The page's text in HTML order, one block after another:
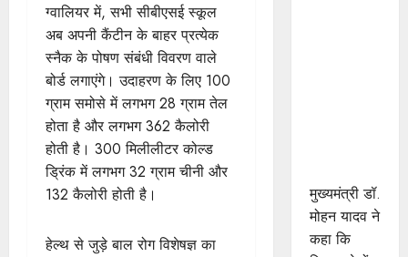
ग्वालियर में, सभी सीबीएसई स्कूल
अब अपनी कैंटीन के बाहर प्रत्येक
स्नैक के पोषण संबंधी विवरण वाले
बोर्ड लगाएंगे। उदाहरण के लिए 100
ग्राम समोसे में लगभग 28 ग्राम तेल
होता है और लगभग 362 कैलोरी
होती है। 300 मिलीलीटर कोल्ड
ड्रिंक में लगभग 32 ग्राम चीनी और
132 कैलोरी होती है।
हेल्थ से जुड़े बाल रोग विशेषज्ञ का
मुख्यमंत्री डॉ.
मोहन यादव ने
कहा कि